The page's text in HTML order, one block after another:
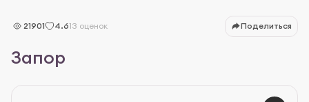
21901 4.613 оценок Поделиться
Запор
Симптомы запора
Диагностика запоров